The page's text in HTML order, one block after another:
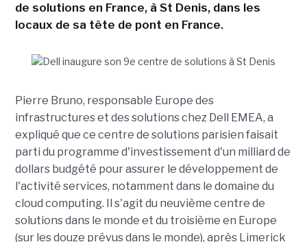
de solutions en France, à St Denis, dans les
locaux de sa tête de pont en France.
Pierre Bruno, responsable Europe des
infrastructures et des solutions chez Dell EMEA, a
expliqué que ce centre de solutions parisien faisait
parti du programme d'investissement d'un milliard de
dollars budgété pour assurer le développement de
l'activité services, notamment dans le domaine du
cloud computing. Il s'agit du neuvième centre de
solutions dans le monde et du troisième en Europe
(sur les douze prévus dans le monde), après Limerick